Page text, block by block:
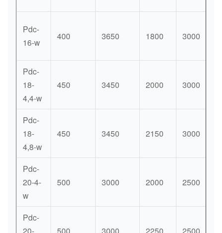
Pdc-
16-w
400 3650 1800 3000
Pdc-
18-
4,4-w
450 3450 2000 3000
Pdc-
18-
4,8-w
450 3450 2150 3000
Pdc-
20-4-
w
500 3000 2000 2500
Pdc-